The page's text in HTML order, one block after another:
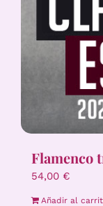
Flamenco
54,00 €
Añadir al